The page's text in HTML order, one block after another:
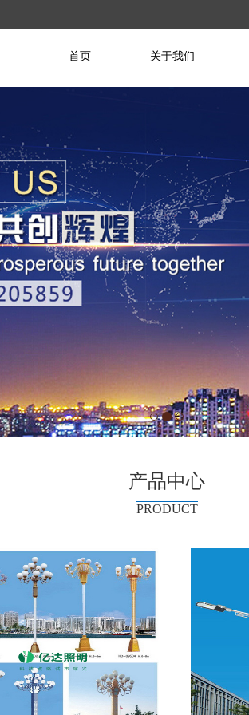
首页 关于我们
产品中心
PRODUCT